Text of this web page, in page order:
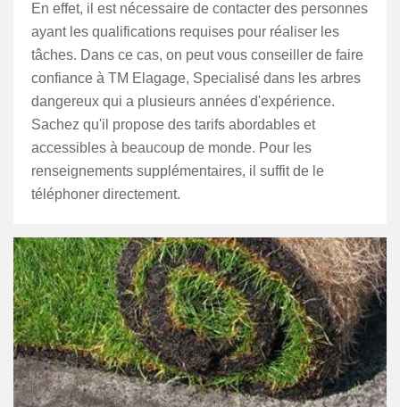
En effet, il est nécessaire de contacter des personnes
ayant les qualifications requises pour réaliser les
tâches. Dans ce cas, on peut vous conseiller de faire
confiance à TM Elagage, Specialisé dans les arbres
dangereux qui a plusieurs années d'expérience.
Sachez qu'il propose des tarifs abordables et
accessibles à beaucoup de monde. Pour les
renseignements supplémentaires, il suffit de le
téléphoner directement.